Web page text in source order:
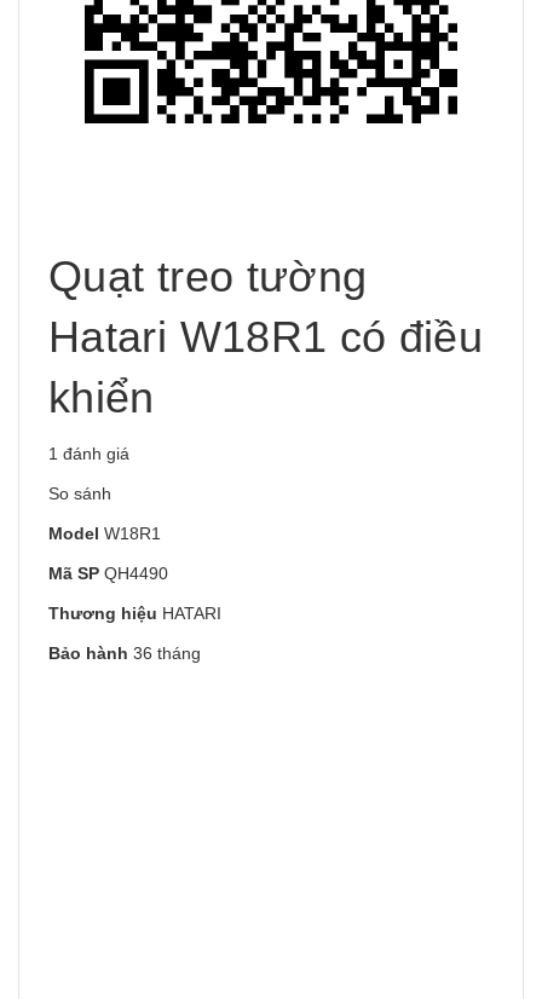
Quạt treo tường
Hatari W18R1 có điều
khiển
1 đánh giá
So sánh
Model W18R1
Mã SP QH4490
Thương hiệu HATARI
Bảo hành 36 tháng